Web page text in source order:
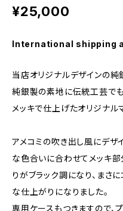
¥25,000
International shipping
当店オリジナルデザインの純
純銀製の素地に伝統工芸で
メッキで仕上げたオリジナル
アメコミの吹き出し風にデザ
な色合いに合わせてメッキ
りがブラック調になり、まさ
な仕上がりになりました。
専用ケースもつきますので、